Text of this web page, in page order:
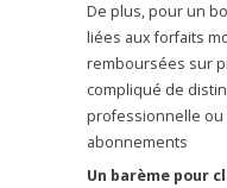
De plus, pour un
liées aux forfaits
remboursées sur
compliqué de
professionnelle ou
abonnements
Un barème pour